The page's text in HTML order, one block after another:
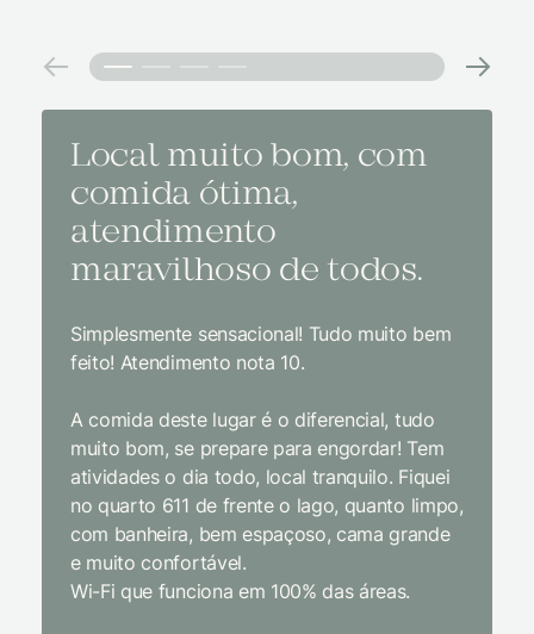
Local muito bom, com
comida ótima,
atendimento
maravilhoso de todos.
Simplesmente sensacional! Tudo muito bem
feito! Atendimento nota 10.
A comida deste lugar é o diferencial, tudo
muito bom, se prepare para engordar! Tem
atividades o dia todo, local tranquilo. Fiquei
no quarto 611 de frente o lago, quanto limpo,
com banheira, bem espaçoso, cama grande
e muito confortável.
Wi-Fi que funciona em 100% das áreas.